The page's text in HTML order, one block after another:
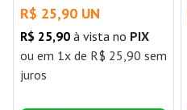
5und Bemfixa
R$ 25,90 UN
R$ 25,90 à vista no PIX
ou em 1x de R$ 25,90 sem
juros